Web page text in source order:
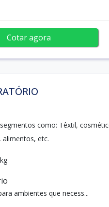
Cotar agora
como: Têxtil,
etc.
ambientes que necess...